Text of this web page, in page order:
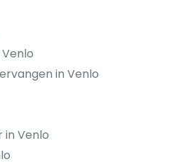
in Venlo
in Venlo